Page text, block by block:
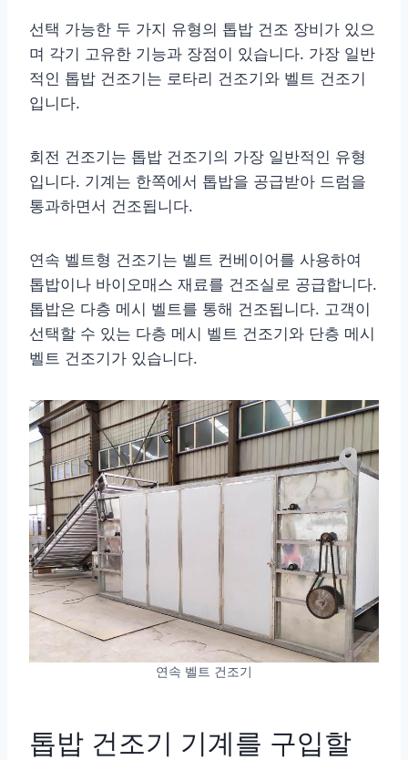
선택 가능한 두 가지 유형의 톱밥 건조 장비가 있으
며 각기 고유한 기능과 장점이 있습니다. 가장 일반
적인 톱밥 건조기는 로타리 건조기와 벨트 건조기
입니다.
회전 건조기는 톱밥 건조기의 가장 일반적인 유형
입니다. 기계는 한쪽에서 톱밥을 공급받아 드럼을
통과하면서 건조됩니다.
연속 벨트형 건조기는 벨트 컨베이어를 사용하여
톱밥이나 바이오매스 재료를 건조실로 공급합니다.
톱밥은 다층 메시 벨트를 통해 건조됩니다. 고객이
선택할 수 있는 다층 메시 벨트 건조기와 단층 메시
벨트 건조기가 있습니다.
연속 벨트 건조기
톱밥 건조기 기계를 구입할